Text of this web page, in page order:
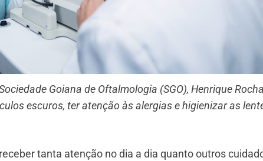
Goiana de Oftalmologia (SGO), Henrique
escuros, ter atenção às alergias e higienizar as
tanta atenção no dia a dia quanto outros